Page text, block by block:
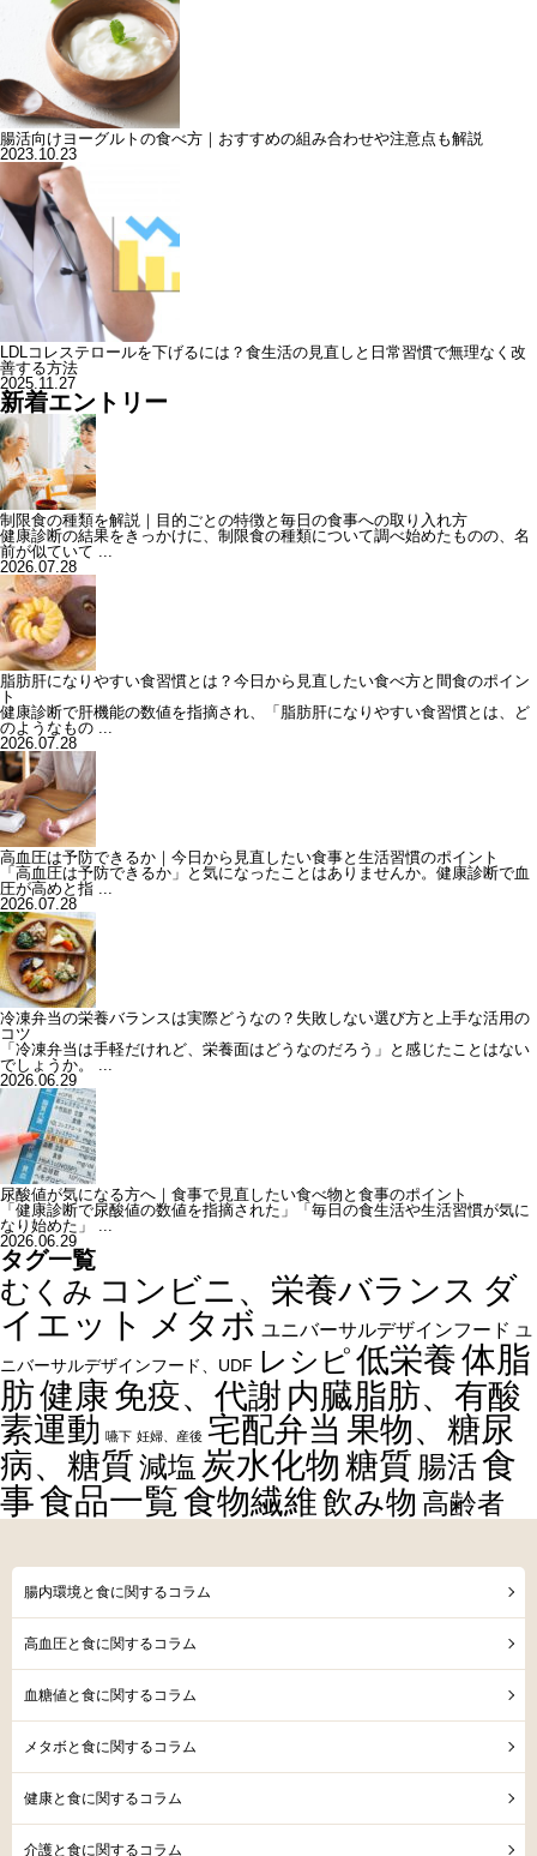
腸活向けヨーグルトの食べ方｜おすすめの組み合わせや注意点も解説
2023.10.23
LDLコレステロールを下げるには？食生活の見直しと日常習慣で無理なく改
善する方法
2025.11.27
新着エントリー
制限食の種類を解説｜目的ごとの特徴と毎日の食事への取り入れ方
健康診断の結果をきっかけに、制限食の種類について調べ始めたものの、名
前が似ていて ...
2026.07.28
脂肪肝になりやすい食習慣とは？今日から見直したい食べ方と間食のポイン
ト
健康診断で肝機能の数値を指摘され、「脂肪肝になりやすい食習慣とは、ど
のようなもの ...
2026.07.28
高血圧は予防できるか｜今日から見直したい食事と生活習慣のポイント
「高血圧は予防できるか」と気になったことはありませんか。健康診断で血
圧が高めと指 ...
2026.07.28
冷凍弁当の栄養バランスは実際どうなの？失敗しない選び方と上手な活用の
コツ
「冷凍弁当は手軽だけれど、栄養面はどうなのだろう」と感じたことはない
でしょうか。 ...
2026.06.29
尿酸値が気になる方へ｜食事で見直したい食べ物と食事のポイント
「健康診断で尿酸値の数値を指摘された」「毎日の食生活や生活習慣が気に
なり始めた」 ...
2026.06.29
タグ一覧
むくみ コンビニ、栄養バランス ダ
イエット メタボ ユニバーサルデザインフード ユ
ニバーサルデザインフード、UDF レシピ低栄養体脂
肪健康免疫、代謝 内臓脂肪、有酸
素運動 嚥下 妊婦、産後 宅配弁当 果物、糖尿
病、糖質減塩 炭水化物糖質 腸活食
事食品一覧食物繊維飲み物 高齢者
腸内環境と食に関するコラム
高血圧と食に関するコラム
血糖値と食に関するコラム
メタボと食に関するコラム
健康と食に関するコラム
介護と食に関するコラム